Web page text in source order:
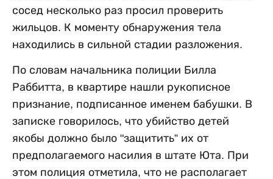
сосед несколько раз просил проверить
жильцов. К моменту обнаружения тела
находились в сильной стадии разложения.
По словам начальника полиции Билла
Раббитта, в квартире нашли рукописное
признание, подписанное именем бабушки. В
записке говорилось, что убийство детей
якобы должно было "защитить” их от
предполагаемого насилия в штате Юта. При
этом полиция отметила, что не располагает